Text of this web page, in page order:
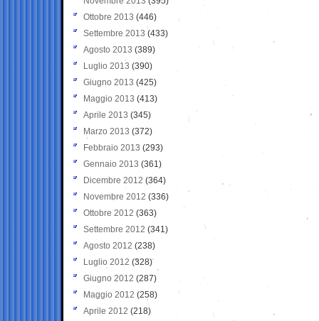
Ottobre 2013 (446)
Settembre 2013 (433)
Agosto 2013 (389)
Luglio 2013 (390)
Giugno 2013 (425)
Maggio 2013 (413)
Aprile 2013 (345)
Marzo 2013 (372)
Febbraio 2013 (293)
Gennaio 2013 (361)
Dicembre 2012 (364)
Novembre 2012 (336)
Ottobre 2012 (363)
Settembre 2012 (341)
Agosto 2012 (238)
Luglio 2012 (328)
Giugno 2012 (287)
Maggio 2012 (258)
Aprile 2012 (218)